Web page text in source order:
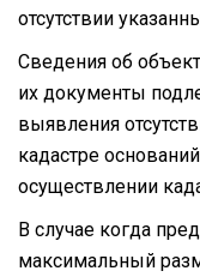
отсутствии
Сведения об
их документы
выявления
кадастре
осуществлении
В случае когда
максимальный